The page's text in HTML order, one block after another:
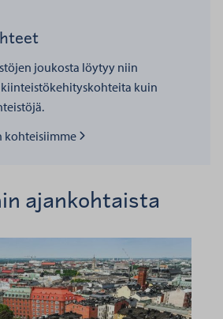
joukosta löytyy niin
kuin
kohteisiimme
ajankohtaista